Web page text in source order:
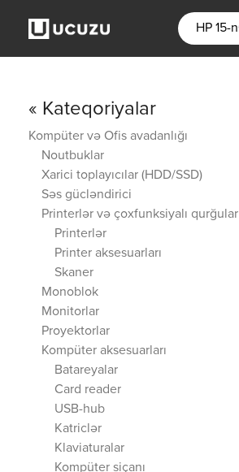
« Kateqoriyalar
Kompüter və Ofis avadanlığı
Noutbuklar
Xarici toplayıcılar (HDD/SSD)
Səs gücləndirici
Printerlər və çoxfunksiyalı qurğular
Printerlər
Printer aksesuarları
Skaner
Monoblok
Monitorlar
Proyektorlar
Kompüter aksesuarları
Batareyalar
Card reader
USB-hub
Katriclər
Klaviaturalar
Kompüter siçanı